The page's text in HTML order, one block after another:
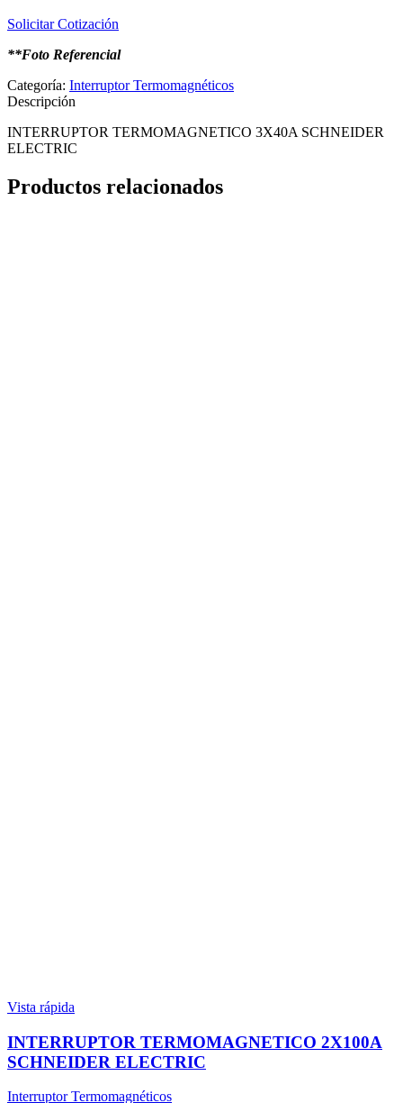
Solicitar Cotización
**Foto Referencial
Categoría: Interruptor Termomagnéticos
Descripción
INTERRUPTOR TERMOMAGNETICO 3X40A SCHNEIDER
ELECTRIC
Productos relacionados
Vista rápida
INTERRUPTOR TERMOMAGNETICO 2X100A
SCHNEIDER ELECTRIC
Interruptor Termomagnéticos